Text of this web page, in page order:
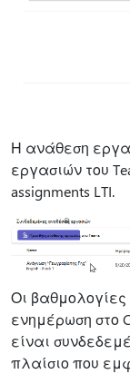
Η ανάθεση
εργασιών του
assignments LTI.
Οι βαθμολογίες
ενημέρωση στο
είναι
πλαίσιο που